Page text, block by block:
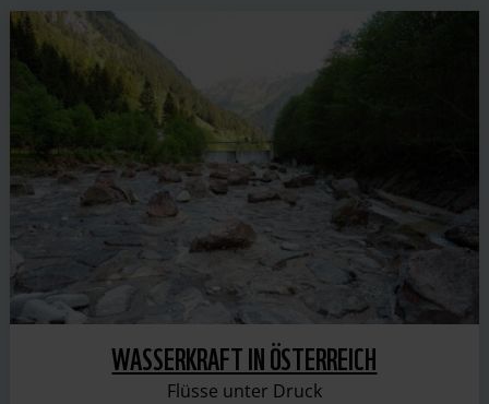
WASSERKRAFT IN ÖSTERREICH
Flüsse unter Druck